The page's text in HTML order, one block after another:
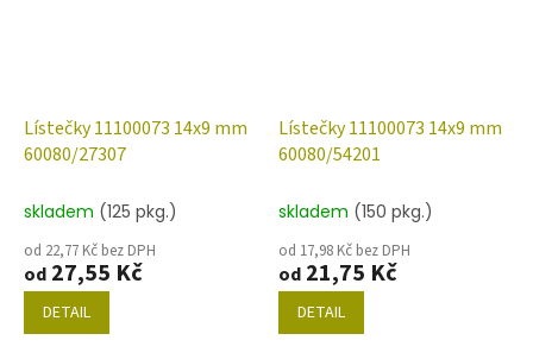
Lístečky 11100073 14x9 mm
60080/27307
skladem (125 pkg.)
od 22,77 Kč bez DPH
od 27,55 Kč
DETAIL
Lístečky 11100073 14x9 mm
60080/54201
skladem (150 pkg.)
od 17,98 Kč bez DPH
od 21,75 Kč
DETAIL